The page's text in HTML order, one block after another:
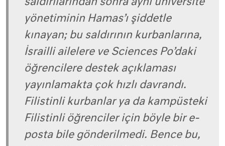
saldırılarından sonra aynı üniversite
yönetiminin Hamas’ı şiddetle
kınayan; bu saldırının kurbanlarına,
İsrailli ailelere ve Sciences Po’daki
öğrencilere destek açıklaması
yayınlamakta çok hızlı davrandı.
Filistinli kurbanlar ya da kampüsteki
Filistinli öğrenciler için böyle bir e-
posta bile gönderilmedi. Bence bu,